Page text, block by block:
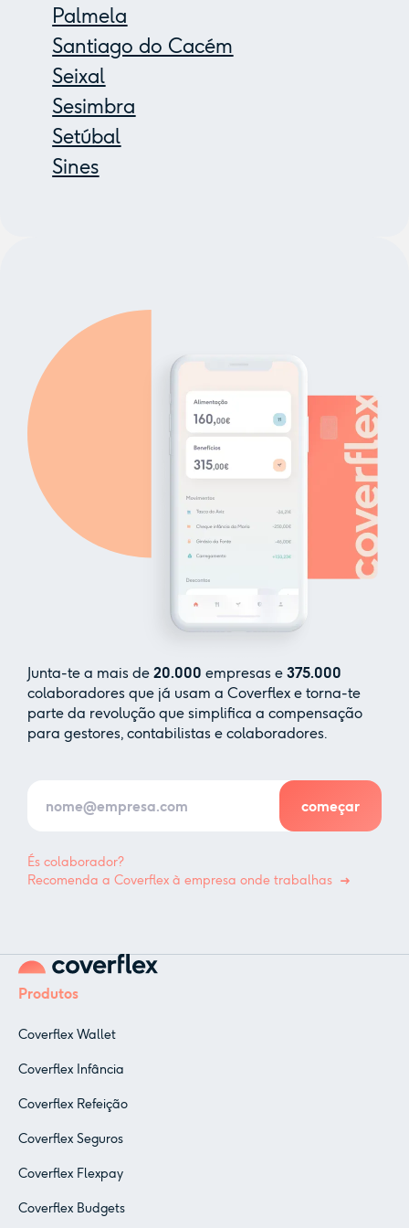
Palmela
Santiago do Cacém
Seixal
Sesimbra
Setúbal
Sines
Junta-te a mais de 20.000 empresas e 375.000
colaboradores que já usam a Coverflex e torna-te
parte da revolução que simplifica a compensação
para gestores, contabilistas e colaboradores.
És colaborador?
Recomenda a Coverflex à empresa onde trabalhas
Produtos
Coverflex Wallet
Coverflex Infância
Coverflex Refeição
Coverflex Seguros
Coverflex Flexpay
Coverflex Budgets